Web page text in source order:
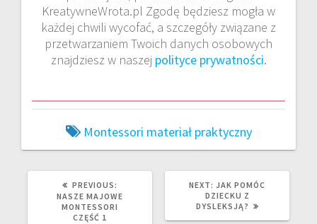
KreatywneWrota.pl Zgodę będziesz mogła w
każdej chwili wycofać, a szczegóły związane z
przetwarzaniem Twoich danych osobowych
znajdziesz w naszej polityce prywatności.
Montessori materiał praktyczny
PREVIOUS:
POST:
NASZE MAJOWE
MONTESSORI
CZĘŚĆ 1
NEXT: NEXT
POST:
JAK POMÓC
DZIECKU Z
DYSLEKSJĄ?